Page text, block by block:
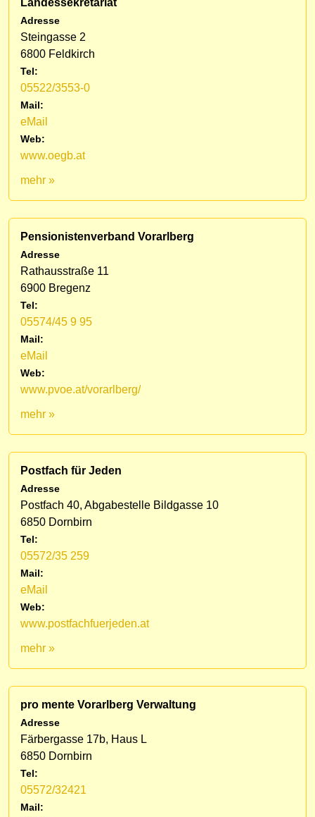
Landessekretariat
Adresse
Steingasse 2
6800 Feldkirch
Tel:
05522/3553-0
Mail:
eMail
Web:
www.oegb.at
mehr »
Pensionistenverband Vorarlberg
Adresse
Rathausstraße 11
6900 Bregenz
Tel:
05574/45 9 95
Mail:
eMail
Web:
www.pvoe.at/vorarlberg/
mehr »
Postfach für Jeden
Adresse
Postfach 40, Abgabestelle Bildgasse 10
6850 Dornbirn
Tel:
05572/35 259
Mail:
eMail
Web:
www.postfachfuerjeden.at
mehr »
pro mente Vorarlberg Verwaltung
Adresse
Färbergasse 17b, Haus L
6850 Dornbirn
Tel:
05572/32421
Mail: